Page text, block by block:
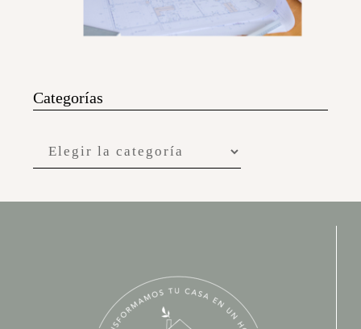
Categorías